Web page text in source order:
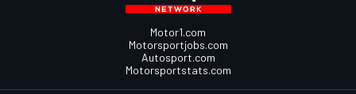
Motor1.com
Motorsportjobs.com
Autosport.com
Motorsportstats.com